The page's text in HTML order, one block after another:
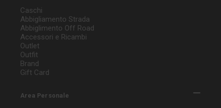
Caschi
Abbigliamento Strada
Abbiglimento Off Road
Accessori e Ricambi
Outlet
Outfit
Brand
Gift Card
Area Personale